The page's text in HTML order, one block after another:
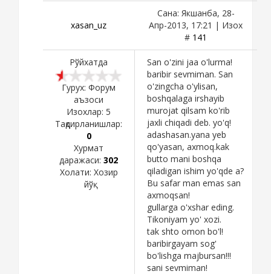
xasan_uz
Сана: Якшанба, 28-
Апр-2013, 17:21 | Изох
# 141
Рўйхатда
Гурух: Форум
аъзоси
Изохлар: 5
Тақдирланишлар:
0
Хурмат
даражаси: 302
Холати: Хозир
йўқ
San o'zini jaa o'lurma!
baribir sevmiman. San
o'zingcha o'ylisan,
boshqalaga irshayib
murojat qilsam ko'rib
jaxli chiqadi deb. yo'q!
adashasan.yana yeb
qo'yasan, axmoq.kak
butto mani boshqa
qiladigan ishim yo'qde a?
Bu safar man emas san
axmoqsan!
gullarga o'xshar eding.
Tikoniyam yo' xozi.
tak shto omon bo'l!
baribirgayam sog'
bo'lishga majbursan!!!
sani sevmiman!